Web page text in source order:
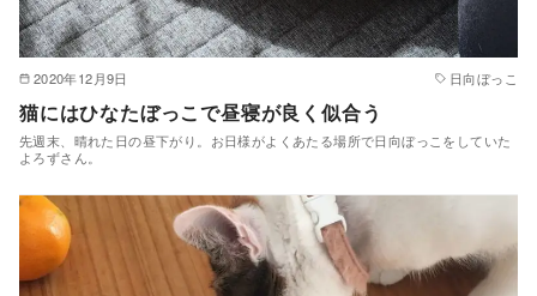
2020年12月9日 日向ぼっこ
猫にはひなたぼっこで昼寝が良く似合う
先週末、晴れた日の昼下がり。お日様がよくあたる場所で日向ぼっこをしていた
よろずさん。